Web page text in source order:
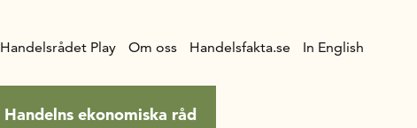
Handelns ekonomiska råd
Handelsrådet Play Om oss Handelsfakta.se In English